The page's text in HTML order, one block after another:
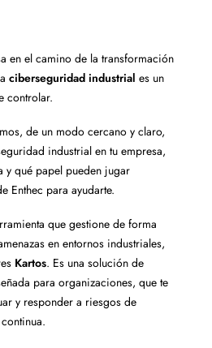
en el camino de la transformación
ciberseguridad industrial es un
controlar.
de un modo cercano y claro,
industrial en tu empresa,
y qué papel pueden jugar
Enthec para ayudarte.
que gestione de forma
en entornos industriales,
Kartos. Es una solución de
para organizaciones, que te
y responder a riesgos de